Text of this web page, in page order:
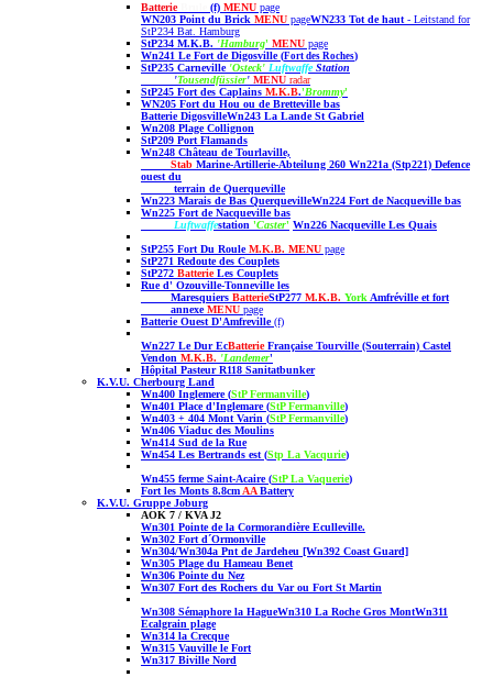
Batterie
(f) MENU page
WN203 Point du Brick MENU pageWN233 Tot de haut - Leitstand for
StP234 Bat. Hamburg
StP234 M.K.B. 'Hamburg' MENU page
Wn241 Le Fort de Digosville (Fort des Roches)
StP235 Carneville 'Osteck' LuftwaffeStation
'Tousendfüssier' MENU radar
StP245 Fort des Caplains M.K.B.'Brommy'
WN205 Fort du Hou ou de Brettevillebas
Batterie DigosvilleWn243 La Lande St Gabriel
Wn208 Plage Collignon
StP209 Port Flamands
Wn248 Château de Tourlaville,
Stab Marine-Artillerie-Abteilung 260 Wn221a (Stp221) Defence
ouest du
terrain de Querqueville
Wn223 Marais de Bas QuerquevilleWn224 Fort de Nacqueville bas
Wn225 Fort de Nacquevillebas
Luftwaffestation 'Caster' Wn226 NacquevilleLes Quais
StP255 Fort Du RouleM.K.B. MENU page
StP271 Redoute des Couplets
StP272 BatterieLes Couplets
Rue d' Ozouville-Tonneville les
Maresquiers BatterieStP277 M.K.B. York Amfréville et fort
annexeMENU page
Batterie Ouest D'Amfreville(f)
Wn227 Le Dur EcBatterieFrançaiseTourville(Souterrain) Castel
Vendon M.K.B. 'Landemer'
Hôpital Pasteur R118 Sanitatbunker
K.V.U. Cherbourg Land
Wn400 Inglemere (StP Fermanville)
Wn401 Place d'Inglemare (StP Fermanville)
Wn403 + 404 Mont Varin (StP Fermanville)
Wn406 Viaduc des Moulins
Wn414 Sud de la Rue
Wn454 Les Bertrands est (Stp La Vacqurie)
Wn455 ferme Saint-Acaire (StP La Vaquerie)
Fort les Monts 8.8cm AABattery
K.V.U. Gruppe Joburg
AOK 7 / KVA J2
Wn301 Pointe de la Cormorandière Eculleville.
Wn302 Fort d´Ormonville
Wn304/Wn304a Pnt de Jardeheu [Wn392 Coast Guard]
Wn305 Plage du Hameau Benet
Wn306 Pointe du Nez
Wn307 Fort des Rochers du Var ou Fort St Martin
Wn308 Sémaphore la HagueWn310 La Roche Gros MontWn311
Ecalgrain plage
Wn314 la Crecque
Wn315 Vauville le Fort
Wn317 Biville Nord